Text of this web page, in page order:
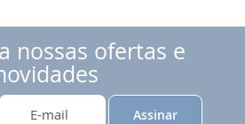
nossas ofertas e
Assinar